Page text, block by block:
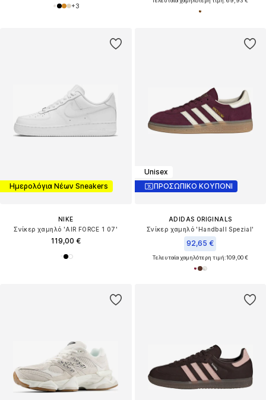
+3
Ημερολόγια Νέων Sneakers
NIKE
Σνίκερ χαμηλό 'AIR FORCE 1 07'
119,00 €
Unisex
ΠΡΟΣΩΠΙΚΟ ΚΟΥΠΟΝΙ
ADIDAS ORIGINALS
Σνίκερ χαμηλό 'Handball Spezial'
92,65 €
Τελευταία χαμηλότερη τιμή:109,00 €